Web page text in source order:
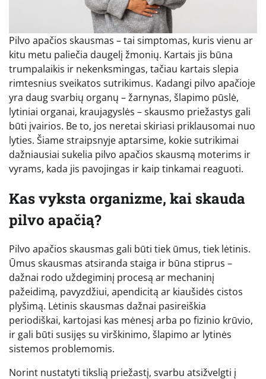
Pilvo apačios skausmas – tai simptomas, kuris vienu ar
kitu metu paliečia daugelį žmonių. Kartais jis būna
trumpalaikis ir nekenksmingas, tačiau kartais slepia
rimtesnius sveikatos sutrikimus. Kadangi pilvo apačioje
yra daug svarbių organų – žarnynas, šlapimo pūslė,
lytiniai organai, kraujagyslės – skausmo priežastys gali
būti įvairios. Be to, jos neretai skiriasi priklausomai nuo
lyties. Šiame straipsnyje aptarsime, kokie sutrikimai
dažniausiai sukelia pilvo apačios skausmą moterims ir
vyrams, kada jis pavojingas ir kaip tinkamai reaguoti.
Kas vyksta organizme, kai skauda
pilvo apačią?
Pilvo apačios skausmas gali būti tiek ūmus, tiek lėtinis.
Ūmus skausmas atsiranda staiga ir būna stiprus –
dažnai rodo uždegiminį procesą ar mechaninį
pažeidimą, pavyzdžiui, apendicitą ar kiaušidės cistos
plyšimą. Lėtinis skausmas dažnai pasireiškia
periodiškai, kartojasi kas mėnesį arba po fizinio krūvio,
ir gali būti susijęs su virškinimo, šlapimo ar lytinės
sistemos problemomis.
Norint nustatyti tikslią priežastį, svarbu atsižvelgti į